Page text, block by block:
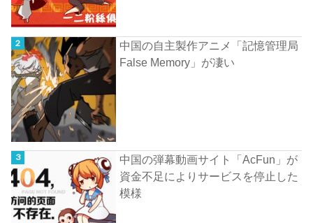
中国の自主製作アニメ「記憶管理局
False Memory」が凄い
中国の弾幕動画サイト「AcFun」が
資金不足によりサービスを停止した
模様